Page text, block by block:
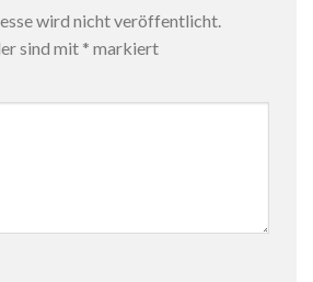
wird nicht veröffentlicht.
sind mit * markiert